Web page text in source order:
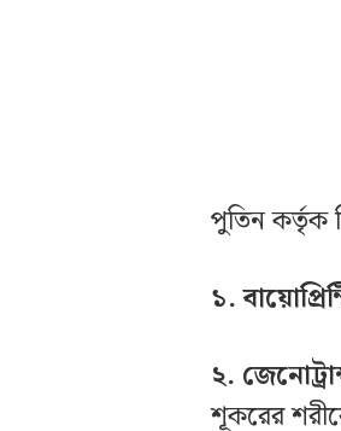
পুতিন কর্তৃক
১.
২.
শূকরের